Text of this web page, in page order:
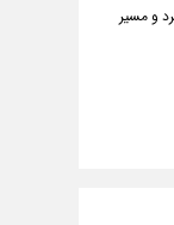
و مسیر